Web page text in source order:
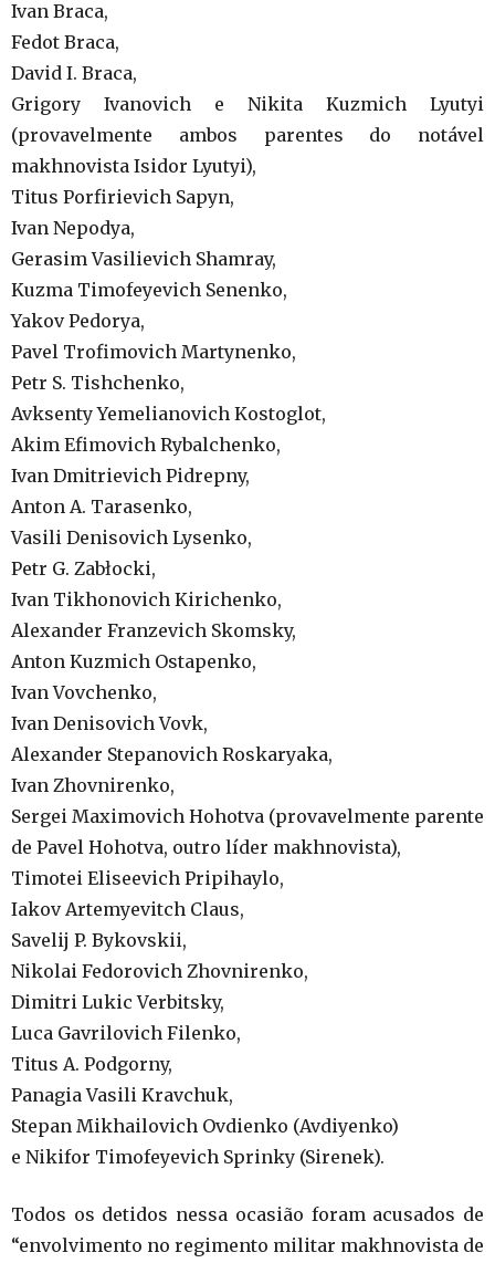
Ivan Braca,
Fedot Braca,
David I. Braca,
Grigory Ivanovich e Nikita Kuzmich Lyutyi
(provavelmente ambos parentes do notável
makhnovista Isidor Lyutyi),
Titus Porfirievich Sapyn,
Ivan Nepodya,
Gerasim Vasilievich Shamray,
Kuzma Timofeyevich Senenko,
Yakov Pedorya,
Pavel Trofimovich Martynenko,
Petr S. Tishchenko,
Avksenty Yemelianovich Kostoglot,
Akim Efimovich Rybalchenko,
Ivan Dmitrievich Pidrepny,
Anton A. Tarasenko,
Vasili Denisovich Lysenko,
Petr G. Zabłocki,
Ivan Tikhonovich Kirichenko,
Alexander Franzevich Skomsky,
Anton Kuzmich Ostapenko,
Ivan Vovchenko,
Ivan Denisovich Vovk,
Alexander Stepanovich Roskaryaka,
Ivan Zhovnirenko,
Sergei Maximovich Hohotva (provavelmente parente
de Pavel Hohotva, outro líder makhnovista),
Timotei Eliseevich Pripihaylo,
Iakov Artemyevitch Claus,
Savelij P. Bykovskii,
Nikolai Fedorovich Zhovnirenko,
Dimitri Lukic Verbitsky,
Luca Gavrilovich Filenko,
Titus A. Podgorny,
Panagia Vasili Kravchuk,
Stepan Mikhailovich Ovdienko (Avdiyenko)
e Nikifor Timofeyevich Sprinky (Sirenek).
Todos os detidos nessa ocasião foram acusados de
“envolvimento no regimento militar makhnovista de